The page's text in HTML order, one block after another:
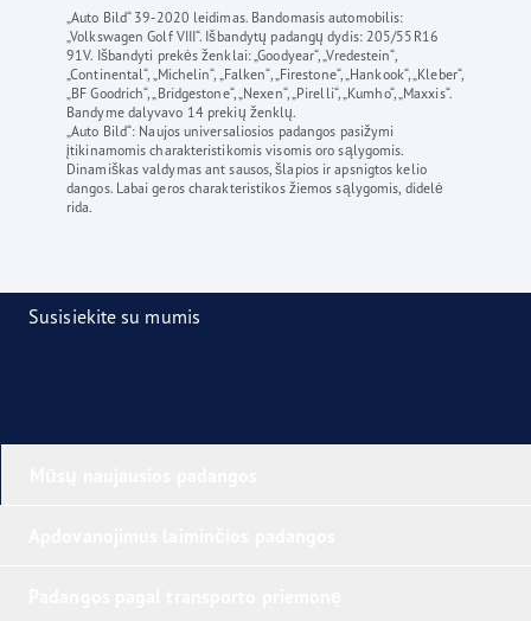
„Auto Bild“ 39-2020 leidimas. Bandomasis automobilis:
„Volkswagen Golf VIII“. Išbandytų padangų dydis: 205/55R16
91V. Išbandyti prekės ženklai: „Goodyear“, „Vredestein“,
„Continental“, „Michelin“, „Falken“, „Firestone“, „Hankook“, „Kleber“,
„BF Goodrich“, „Bridgestone“, „Nexen“, „Pirelli“, „Kumho“, „Maxxis“.
Bandyme dalyvavo 14 prekių ženklų.
„Auto Bild“: Naujos universaliosios padangos pasižymi
įtikinamomis charakteristikomis visomis oro sąlygomis.
Dinamiškas valdymas ant sausos, šlapios ir apsnigtos kelio
dangos. Labai geros charakteristikos žiemos sąlygomis, didelė
rida.
Susisiekite su mumis